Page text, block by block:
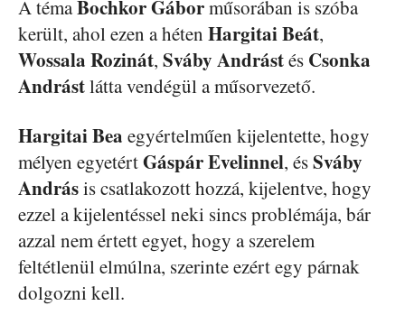
A témaBochkor Gáborműsorában is szóba
került, ahol ezen a héten HargitaiBeát,
Wossala Rozinát, Sváby Andrástés Csonka
Andrástlátta vendégül a műsorvezető.
HargitaiBea egyértelműen kijelentette, hogy
mélyen egyetértGáspár Evelinnel, ésSváby
Andrásis csatlakozott hozzá, kijelentve, hogy
ezzel a kijelentéssel neki sincs problémája, bár
azzal nem értett egyet, hogy a szerelem
feltétlenül elmúlna, szerinte ezért egy párnak
dolgozni kell.